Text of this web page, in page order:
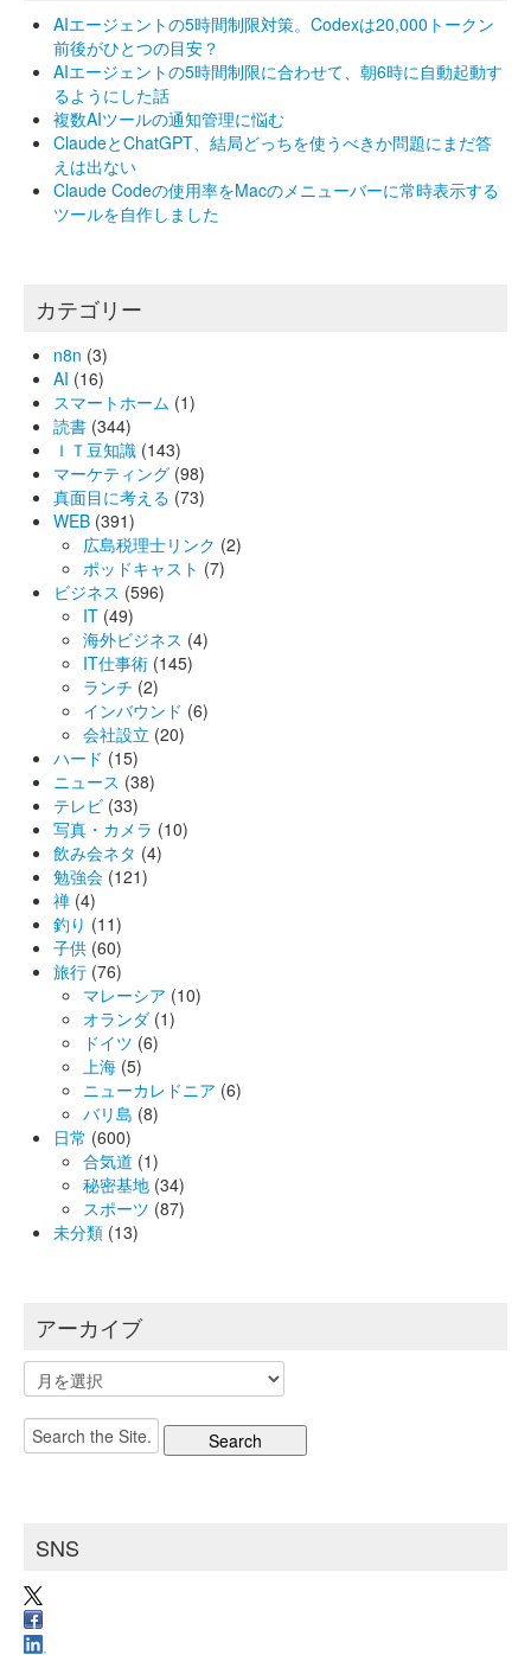
AIエージェントの5時間制限対策。Codexは20,000トークン
前後がひとつの目安？
AIエージェントの5時間制限に合わせて、朝6時に自動起動す
るようにした話
複数AIツールの通知管理に悩む
ClaudeとChatGPT、結局どっちを使うべきか問題にまだ答
えは出ない
Claude Codeの使用率をMacのメニューバーに常時表示する
ツールを自作しました
カテゴリー
n8n (3)
AI (16)
スマートホーム (1)
読書 (344)
ＩＴ豆知識 (143)
マーケティング (98)
真面目に考える (73)
WEB (391)
広島税理士リンク (2)
ポッドキャスト (7)
ビジネス (596)
IT (49)
海外ビジネス (4)
IT仕事術 (145)
ランチ (2)
インバウンド (6)
会社設立 (20)
ハード (15)
ニュース (38)
テレビ (33)
写真・カメラ (10)
飲み会ネタ (4)
勉強会 (121)
禅 (4)
釣り (11)
子供 (60)
旅行 (76)
マレーシア (10)
オランダ (1)
ドイツ (6)
上海 (5)
ニューカレドニア (6)
バリ島 (8)
日常 (600)
合気道 (1)
秘密基地 (34)
スポーツ (87)
未分類 (13)
アーカイブ
ア
ー
カ
イ
Search
for:
SNS